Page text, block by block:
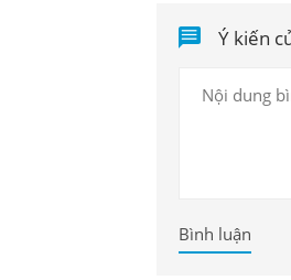
Ý kiến
Bình luận